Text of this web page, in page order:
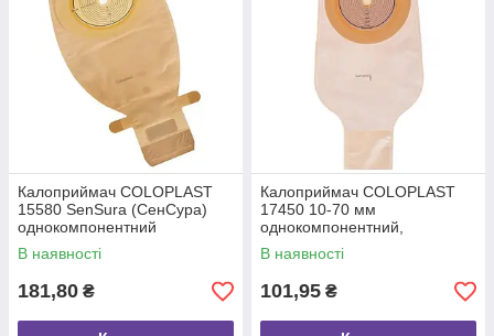
Калоприймач COLOPLAST
15580 SenSura (СенСура)
однокомпонентний
непрозорий мішок відкритий
В наявності
181,80 ₴
Калоприймач COLOPLAST
17450 10-70 мм
однокомпонентний,
відкритий, непрозорий №1
В наявності
101,95 ₴